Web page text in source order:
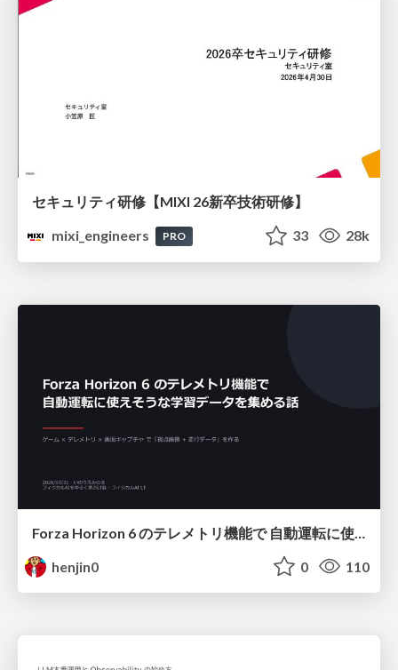
セキュリティ研修【MIXI 26新卒技術研修】
mixi_engineers
PRO 33 28k
henjin0
0 110